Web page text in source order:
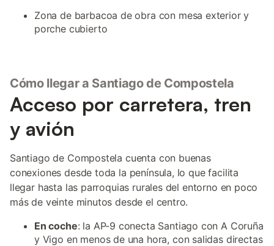
Zona de barbacoa de obra con mesa exterior y
porche cubierto
Cómo llegar a Santiago de Compostela
Acceso por carretera, tren
y avión
Santiago de Compostela cuenta con buenas
conexiones desde toda la península, lo que facilita
llegar hasta las parroquias rurales del entorno en poco
más de veinte minutos desde el centro.
En coche: la AP-9 conecta Santiago con A Coruña
y Vigo en menos de una hora, con salidas directas